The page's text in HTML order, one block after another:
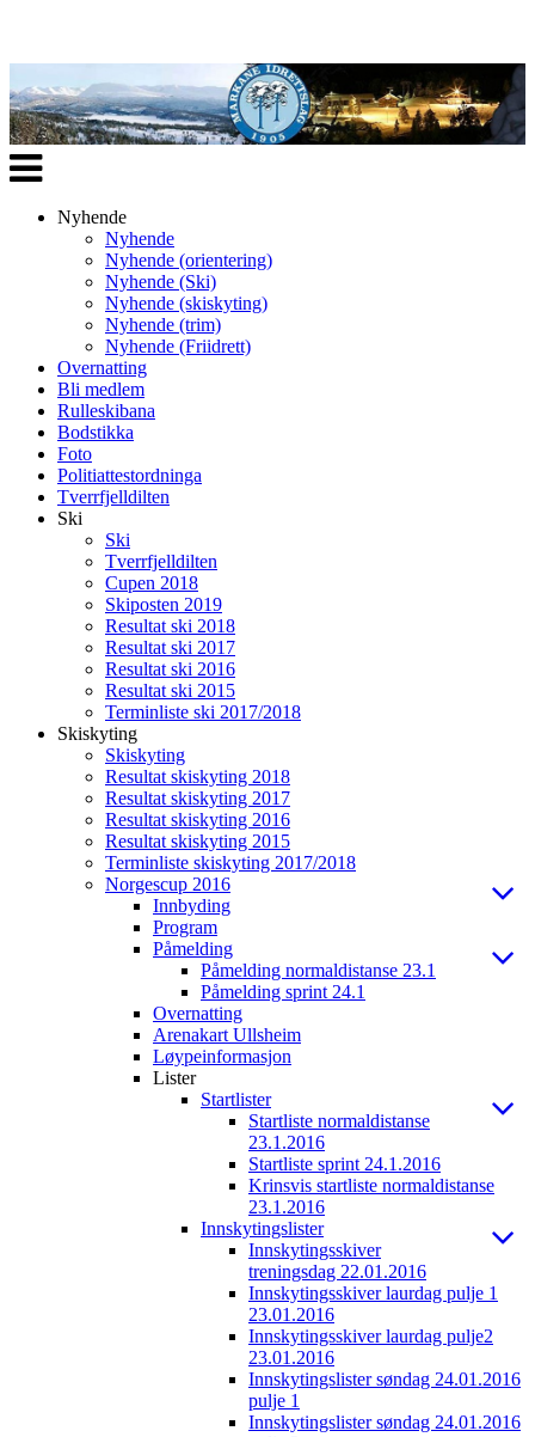
Veksle
navigasjon
Nyhende
Nyhende
Nyhende (orientering)
Nyhende (Ski)
Nyhende (skiskyting)
Nyhende (trim)
Nyhende (Friidrett)
Overnatting
Bli medlem
Rulleskibana
Bodstikka
Foto
Politiattestordninga
Tverrfjelldilten
Ski
Ski
Tverrfjelldilten
Cupen 2018
Skiposten 2019
Resultat ski 2018
Resultat ski 2017
Resultat ski 2016
Resultat ski 2015
Terminliste ski 2017/2018
Skiskyting
Skiskyting
Resultat skiskyting 2018
Resultat skiskyting 2017
Resultat skiskyting 2016
Resultat skiskyting 2015
Terminliste skiskyting 2017/2018
Norgescup 2016
Innbyding
Program
Påmelding
Påmelding normaldistanse 23.1
Påmelding sprint 24.1
Overnatting
Arenakart Ullsheim
Løypeinformasjon
Lister
Startlister
Startliste normaldistanse
23.1.2016
Startliste sprint 24.1.2016
Krinsvis startliste normaldistanse
23.1.2016
Innskytingslister
Innskytingsskiver
treningsdag 22.01.2016
Innskytingsskiver laurdag pulje 1
23.01.2016
Innskytingsskiver laurdag pulje2
23.01.2016
Innskytingslister søndag 24.01.2016
pulje 1
Innskytingslister søndag 24.01.2016